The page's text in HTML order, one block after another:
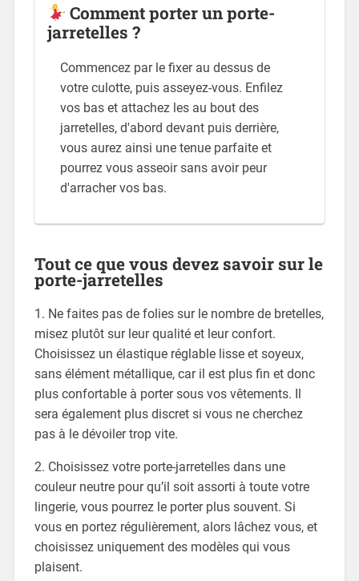
Comment porter un porte-
jarretelles ?
Commencez par le fixer au dessus de
votre culotte, puis asseyez-vous. Enfilez
vos bas et attachez les au bout des
jarretelles, d'abord devant puis derrière,
vous aurez ainsi une tenue parfaite et
pourrez vous asseoir sans avoir peur
d'arracher vos bas.
Tout ce que vous devez savoir sur le
porte-jarretelles
1. Ne faites pas de folies sur le nombre de bretelles,
misez plutôt sur leur qualité et leur confort.
Choisissez un élastique réglable lisse et soyeux,
sans élément métallique, car il est plus fin et donc
plus confortable à porter sous vos vêtements. Il
sera également plus discret si vous ne cherchez
pas à le dévoiler trop vite.
2. Choisissez votre porte-jarretelles dans une
couleur neutre pour qu’il soit assorti à toute votre
lingerie, vous pourrez le porter plus souvent. Si
vous en portez régulièrement, alors lâchez vous, et
choisissez uniquement des modèles qui vous
plaisent.